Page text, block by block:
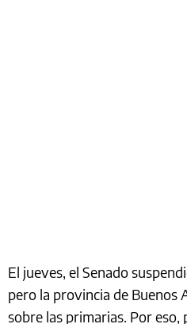
El jueves, el Senado
pero la provincia de Buenos
sobre las primarias. Por eso,